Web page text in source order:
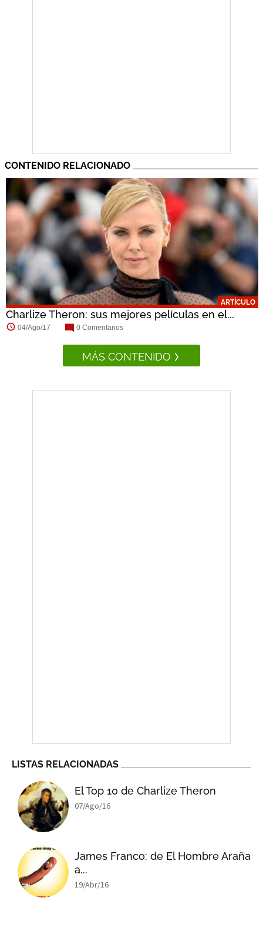
CONTENIDO RELACIONADO
ARTÍCULO
Charlize Theron: sus mejores películas en el...
04/Ago/17 0 Comentarios
MÁS CONTENIDO
LISTAS RELACIONADAS
El Top 10 de Charlize Theron
07/Ago/16
James Franco: de El Hombre Araña
a...
19/Abr/16